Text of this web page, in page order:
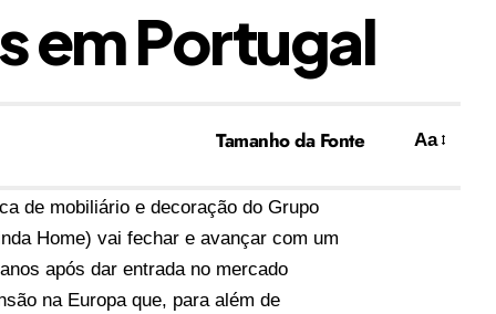
em Portugal
Tamanho da Fonte Aa
de mobiliário e decoração do Grupo
Home) vai fechar e avançar com um
após dar entrada no mercado
na Europa que, para além de